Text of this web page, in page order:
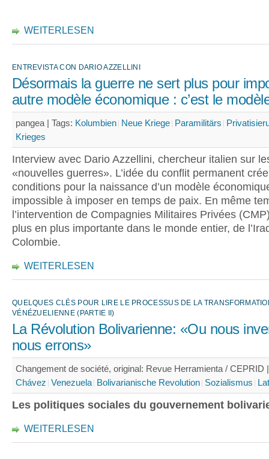
WEITERLESEN
ENTREVISTA CON DARIO AZZELLINI
Désormais la guerre ne sert plus pour
autre modèle économique : c’est le
pangea | Tags: Kolumbien Neue Kriege Paramilitärs
Krieges
Interview avec Dario Azzellini, chercheur italien sur
«nouvelles guerres». L’idée du conflit permanent
conditions pour la naissance d’un modèle
impossible à imposer en temps de paix. En même
l’intervention de Compagnies Militaires Privées
plus en plus importante dans le monde entier, de
Colombie.
WEITERLESEN
QUELQUES CLÉS POUR LIRE LE PROCESSUS DE LA
VÉNÉZUELIENNE (PARTIE II)
La Révolution Bolivarienne: «Ou nous
nous errons»
Changement de société, original: Revue Herramienta / CEPRID
Chávez Venezuela Bolivarianische Revolution Sozialismus
Les politiques sociales du gouvernement
WEITERLESEN